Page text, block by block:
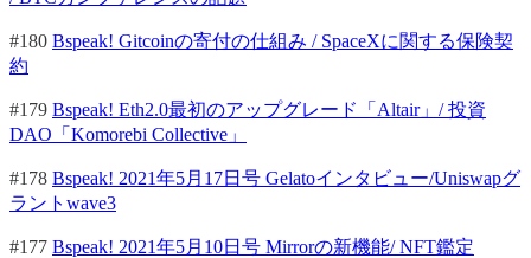
#180 Bspeak! Gitcoinの寄付の仕組み / SpaceXに関する保険契
約
#179 Bspeak! Eth2.0最初のアップグレード「Altair」/ 投資
DAO「Komorebi Collective」
#178 Bspeak! 2021年5月17日号 Gelatoインタビュー/Uniswapグ
ラントwave3
#177 Bspeak! 2021年5月10日号 Mirrorの新機能/ NFT鑑定